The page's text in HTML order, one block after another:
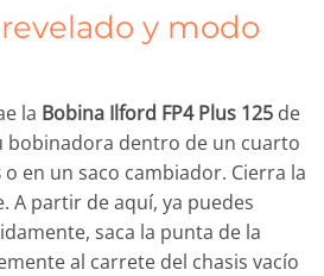
y modo
la Bobina Ilford FP4 Plus 125 de
bobinadora dentro de un cuarto
o en un saco cambiador. Cierra la
A partir de aquí, ya puedes
saca la punta de la
al carrete del chasis vacío